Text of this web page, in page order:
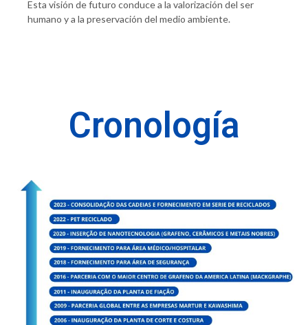
Esta visión de futuro conduce a la valorización del ser
humano y a la preservación del medio ambiente.
Cronología